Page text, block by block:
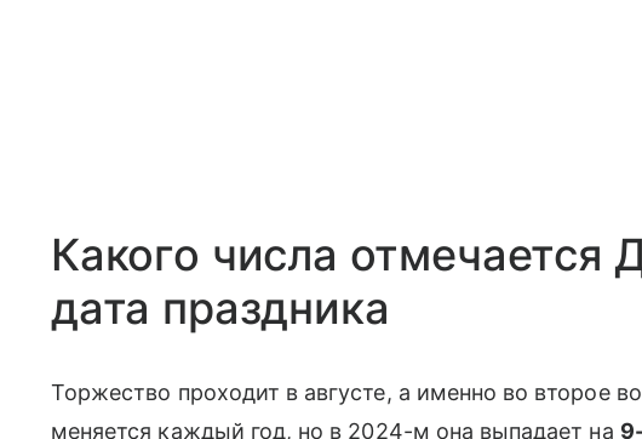
Какого числа отмечается
дата праздника
Торжество проходит в августе, а именно во второе
меняется каждый год, но в 2024-м она выпадает на